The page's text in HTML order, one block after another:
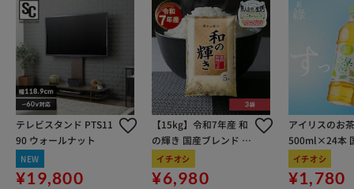
テレビスタンド PTS11
90 ウォールナット
NEW
¥19,800
【15kg】令和7年産 和
の輝き 国産ブレンド 5
kg×3袋
イチオシ
¥6,980
アイリスのお
500ml×24本
100％使用
イチオシ
¥1,780